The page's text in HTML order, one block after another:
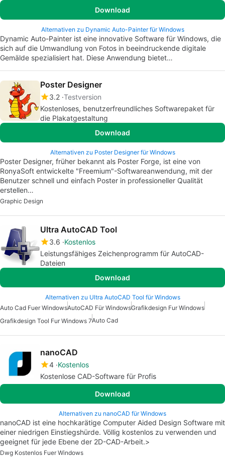
Download
Alternativen zu Dynamic Auto-Painter für Windows
Dynamic Auto-Painter ist eine innovative Software für Windows, die
sich auf die Umwandlung von Fotos in beeindruckende digitale
Gemälde spezialisiert hat. Diese Anwendung bietet…
Poster Designer
3.2 Testversion
Kostenloses, benutzerfreundliches Softwarepaket für
die Plakatgestaltung
Download
Alternativen zu Poster Designer für Windows
Poster Designer, früher bekannt als Poster Forge, ist eine von
RonyaSoft entwickelte "Freemium"-Softwareanwendung, mit der
Benutzer schnell und einfach Poster in professioneller Qualität
erstellen…
Graphic Design
Ultra AutoCAD Tool
3.6 Kostenlos
Leistungsfähiges Zeichenprogramm für AutoCAD-
Dateien
Download
Alternativen zu Ultra AutoCAD Tool für Windows
Auto Cad Fuer WindowsAutoCAD Für WindowsGrafikdesign Fur Windows
Grafikdesign Tool Fur Windows 7Auto Cad
nanoCAD
4 Kostenlos
Kostenlose CAD-Software für Profis
Download
Alternativen zu nanoCAD für Windows
nanoCAD ist eine hochkarätige Computer Aided Design Software mit
einer niedrigen Einstiegshürde. Völlig kostenlos zu verwenden und
geeignet für jede Ebene der 2D-CAD-Arbeit.>
Dwg Kostenlos Fuer Windows